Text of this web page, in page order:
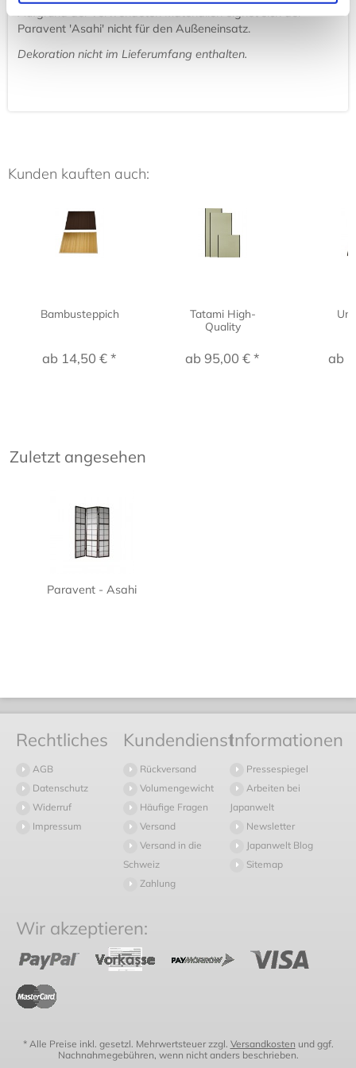
Aufgrund der verwendeten Materialien eignet sich der
Paravent 'Asahi' nicht für den Außeneinsatz.
Dekoration nicht im Lieferumfang enthalten.
Kunden kauften auch:
Bambusteppich
ab 14,50 € *
Tatami High-
Quality
ab 95,00 € * ab
Zuletzt angesehen
Paravent - Asahi
Rechtliches
AGB
Datenschutz
Widerruf
Impressum
Kundendienst
Rückversand
Volumengewicht
Häufige Fragen
Versand
Versand in die
Schweiz
Zahlung
Informationen
Pressespiegel
Arbeiten bei
Japanwelt
Newsletter
Japanwelt Blog
Sitemap
Wir akzeptieren:
* Alle Preise inkl. gesetzl. Mehrwertsteuer zzgl. Versandkosten und ggf.
Nachnahmegebühren, wenn nicht anders beschrieben.